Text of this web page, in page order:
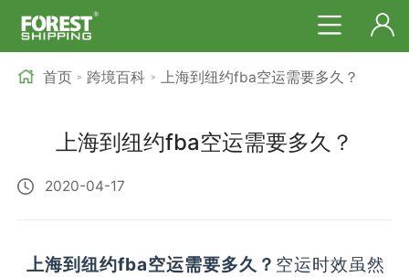
首页 > 跨境百科 > 上海到纽约fba空运需要多久？
上海到纽约fba空运需要多久？
2020-04-17
上海到纽约fba空运需要多久？ 空运时效虽然